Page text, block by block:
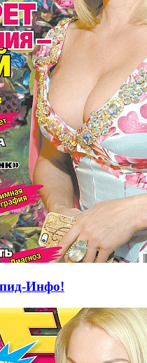
Инфо!